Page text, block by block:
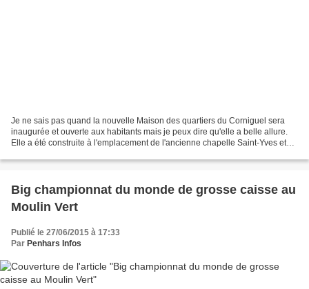
Je ne sais pas quand la nouvelle Maison des quartiers du Corniguel sera
inaugurée et ouverte aux habitants mais je peux dire qu'elle a belle allure.
Elle a été construite à l'emplacement de l'ancienne chapelle Saint-Yves et
Big championnat du monde de grosse caisse au
Moulin Vert
Publié le 27/06/2015 à 17:33
Par Penhars Infos